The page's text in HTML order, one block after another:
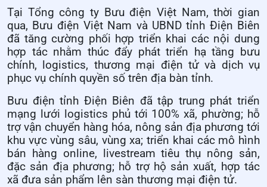
Tại Tổng công ty Bưu điện Việt Nam, thời gian
qua, Bưu điện Việt Nam và UBND tỉnh Điện Biên
đã tăng cường phối hợp triển khai các nội dung
hợp tác nhằm thúc đẩy phát triển hạ tầng bưu
chính, logistics, thương mại điện tử và dịch vụ
phục vụ chính quyền số trên địa bàn tỉnh.
Bưu điện tỉnh Điện Biên đã tập trung phát triển
mạng lưới logistics phủ tới 100% xã, phường; hỗ
trợ vận chuyển hàng hóa, nông sản địa phương tới
khu vực vùng sâu, vùng xa; triển khai các mô hình
bán hàng online, livestream tiêu thụ nông sản,
đặc sản địa phương; hỗ trợ hộ sản xuất, hợp tác
xã đưa sản phẩm lên sàn thương mại điện tử.